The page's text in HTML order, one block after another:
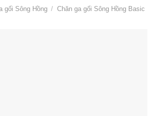
gối Sông Hồng / Chăn ga gối Sông Hồng Basic